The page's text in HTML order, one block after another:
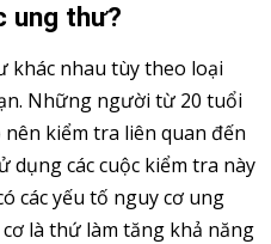
ung thư?
khác nhau tùy theo loại
Những người từ 20 tuổi
kiểm tra liên quan đến
dụng các cuộc kiểm tra này
các yếu tố nguy cơ ung
là thứ làm tăng khả năng